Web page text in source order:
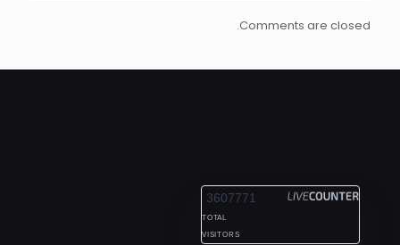
Comments are closed.
3607771
TOTAL
VISITORS